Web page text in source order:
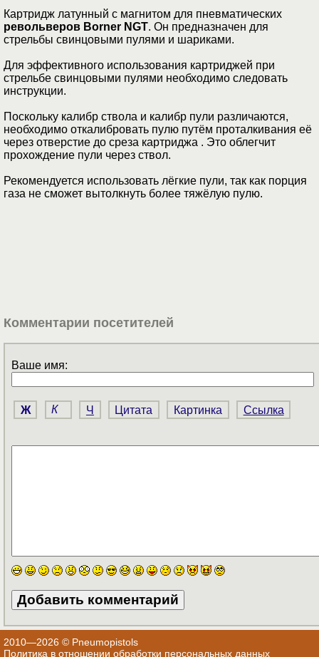
Картридж латунный с магнитом для пневматических
револьверов Borner NGT. Он предназначен для
стрельбы свинцовыми пулями и шариками.
Для эффективного использования картриджей при
стрельбе свинцовыми пулями необходимо следовать
инструкции.
Поскольку калибр ствола и калибр пули различаются,
необходимо откалибровать пулю путём проталкивания её
через отверстие до среза картриджа . Это облегчит
прохождение пули через ствол.
Рекомендуется использовать лёгкие пули, так как порция
газа не сможет вытолкнуть более тяжёлую пулю.
Комментарии посетителей
Ваше имя:
Ж К Ч Цитата Картинка Ссылка
2010—2026 © Pneumopistols
Политика в отношении обработки персональных данных